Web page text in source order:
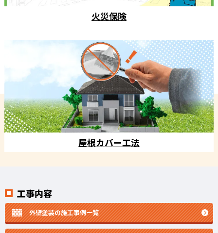
火災保険
屋根カバー工法
工事内容
外壁塗装の施工事例一覧